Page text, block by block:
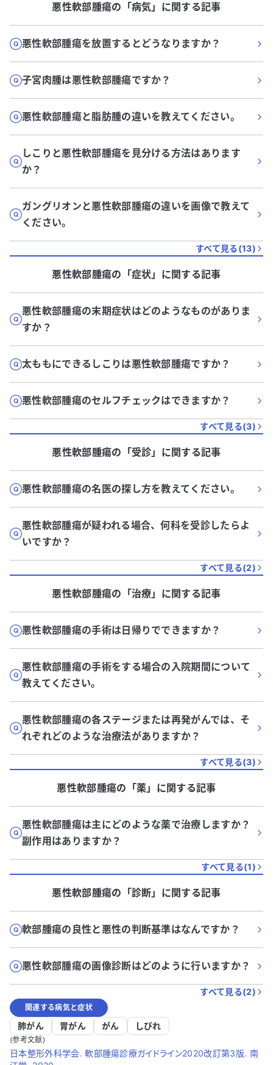
悪性軟部腫瘍の「病気」に関する記事
悪性軟部腫瘍を放置するとどうなりますか？
子宮肉腫は悪性軟部腫瘍ですか？
悪性軟部腫瘍と脂肪腫の違いを教えてください。
しこりと悪性軟部腫瘍を見分ける方法はあります
か？
ガングリオンと悪性軟部腫瘍の違いを画像で教えて
ください。
すべて見る(13)
悪性軟部腫瘍の「症状」に関する記事
悪性軟部腫瘍の末期症状はどのようなものがありま
すか？
太ももにできるしこりは悪性軟部腫瘍ですか？
悪性軟部腫瘍のセルフチェックはできますか？
すべて見る(3)
悪性軟部腫瘍の「受診」に関する記事
悪性軟部腫瘍の名医の探し方を教えてください。
悪性軟部腫瘍が疑われる場合、何科を受診したらよ
いですか？
すべて見る(2)
悪性軟部腫瘍の「治療」に関する記事
悪性軟部腫瘍の手術は日帰りでできますか？
悪性軟部腫瘍の手術をする場合の入院期間について
教えてください。
悪性軟部腫瘍の各ステージまたは再発がんでは、そ
れぞれどのような治療法がありますか？
すべて見る(3)
悪性軟部腫瘍の「薬」に関する記事
悪性軟部腫瘍は主にどのような薬で治療しますか？
副作用はありますか？
すべて見る(1)
悪性軟部腫瘍の「診断」に関する記事
軟部腫瘍の良性と悪性の判断基準はなんですか？
悪性軟部腫瘍の画像診断はどのように行いますか？
すべて見る(2)
関連する病気と症状
肺がん 胃がん がん しびれ
(参考文献)
日本整形外科学会. 軟部腫瘍診療ガイドライン2020改訂第3版. 南